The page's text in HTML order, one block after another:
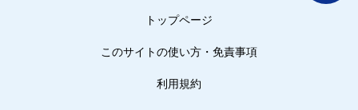
トップページ
このサイトの使い方・免責事項
利用規約